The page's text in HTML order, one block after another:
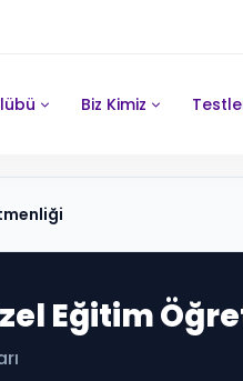
Biz Kimiz
Eğitim